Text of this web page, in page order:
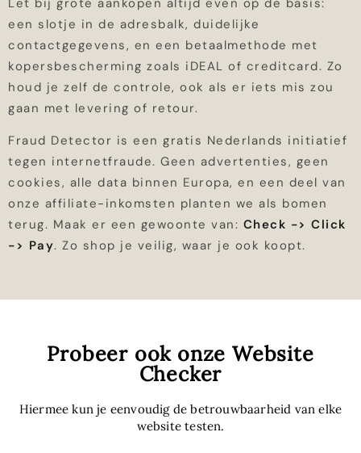
Let bij grote aankopen altijd even op de basis:
een slotje in de adresbalk, duidelijke
contactgegevens, en een betaalmethode met
kopersbescherming zoals iDEAL of creditcard. Zo
houd je zelf de controle, ook als er iets mis zou
gaan met levering of retour.
Fraud Detector is een gratis Nederlands initiatief
tegen internetfraude. Geen advertenties, geen
cookies, alle data binnen Europa, en een deel van
onze affiliate-inkomsten planten we als bomen
terug. Maak er een gewoonte van: Check -> Click
-> Pay. Zo shop je veilig, waar je ook koopt.
Probeer ook onze Website
Checker
Hiermee kun je eenvoudig de betrouwbaarheid van elke
website testen.